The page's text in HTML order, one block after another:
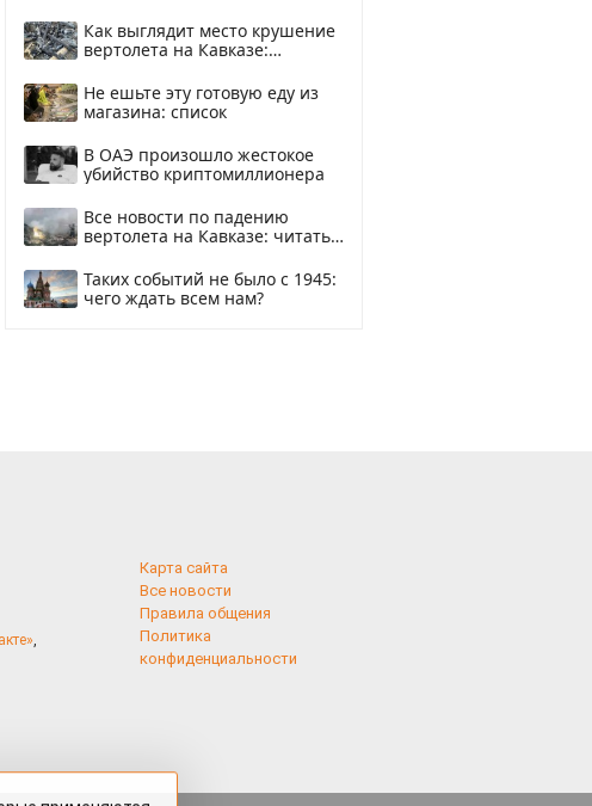
Как выглядит место крушение
вертолета на Кавказе:
Не ешьте эту готовую еду из
магазина: список
В ОАЭ произошло жестокое
убийство криптомиллионера
Все новости по падению
вертолета на Кавказе: читать
Таких событий не было с 1945:
чего ждать всем нам?
,
Карта сайта
Все новости
Правила общения
Политика
конфиденциальности
применяются
от cookies,